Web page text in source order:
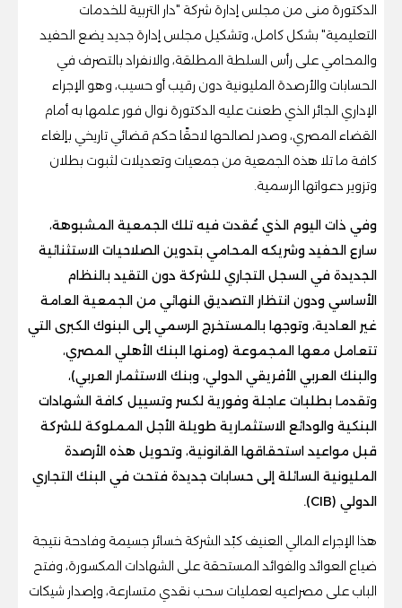
الدكتورة منى من مجلس إدارة شركة "دار التربية للخدمات
التعليمية" بشكل كامل، وتشكيل مجلس إدارة جديد يضع الحفيد
والمحامي على رأس السلطة المطلقة، والانفراد بالتصرف في
الحسابات والأرصدة المليونية دون رقيب أو حسيب، وهو الإجراء
الإداري الجائر الذي طعنت عليه الدكتورة نوال فور علمها به أمام
القضاء المصري، وصدر لصالحها لاحقًا حكم قضائي تاريخي بإلغاء
كافة ما تلا هذه الجمعية من جمعيات وتعديلات لثبوت بطلان
وتزوير دعواتها الرسمية.
وفي ذات اليوم الذي عُقدت فيه تلك الجمعية المشبوهة،
سارع الحفيد وشريكه المحامي بتدوين الصلاحيات الاستثنائية
الجديدة في السجل التجاري للشركة دون التقيد بالنظام
الأساسي ودون انتظار التصديق النهائي من الجمعية العامة
غير العادية، وتوجها بالمستخرج الرسمي إلى البنوك الكبرى التي
تتعامل معها المجموعة (ومنها البنك الأهلي المصري،
والبنك العربي الأفريقي الدولي، وبنك الاستثمار العربي)،
وتقدما بطلبات عاجلة وفورية لكسر وتسييل كافة الشهادات
البنكية والودائع الاستثمارية طويلة الأجل المملوكة للشركة
قبل مواعيد استحقاقها القانونية، وتحويل هذه الأرصدة
المليونية السائلة إلى حسابات جديدة فتحت في البنك التجاري
الدولي (CIB).
هذا الإجراء المالي العنيف كبّد الشركة خسائر جسيمة وفادحة نتيجة
ضياع العوائد والفوائد المستحقة على الشهادات المكسورة، وفتح
الباب على مصراعيه لعمليات سحب نقدي متسارعة، وإصدار شيكات